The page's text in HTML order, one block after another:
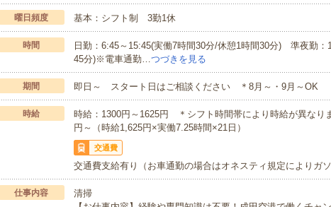
曜日頻度 基本：シフト制 3勤1休
時間
日勤：6:45～15:45(実働7時間30分/休憩1時間30分) 準夜勤：
45分)※電車通勤… つづきを見る
期間 即日～ スタート日はご相談ください ＊8月～・9月～OK
時給
時給：1300円～1625円 ＊シフト時間帯により時給が異な
円～（時給1,625円×実働7.25時間×21日）
交通費
交通費支給有り（お車通勤の場合はオネスティ規定によりガソ
仕事内容
清掃